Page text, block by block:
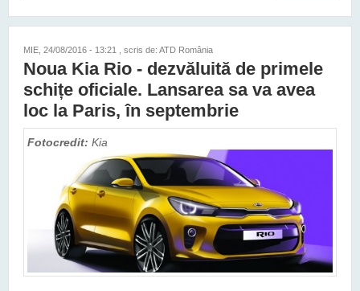
TESTE
FOTO
VIDEO
PREȚURI MODELE NOI
MAȘINI ELECTRICE ȘI HIBRID
CONTACT
MIE, 24/08/2016 - 13:21 , scris de: ATD România
Noua Kia Rio - dezvăluită de primele
schițe oficiale. Lansarea sa va avea
loc la Paris, în septembrie
Fotocredit: Kia